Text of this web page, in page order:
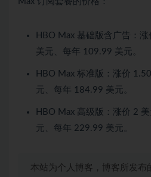
HBO Max 基础版含广告：
美元、每年 109.99 美元。
HBO Max 标准版：涨价
元、每年 184.99 美元。
HBO Max 高级版：涨价 2
元、每年 229.99 美元。
本站为个人博客，博客所发布